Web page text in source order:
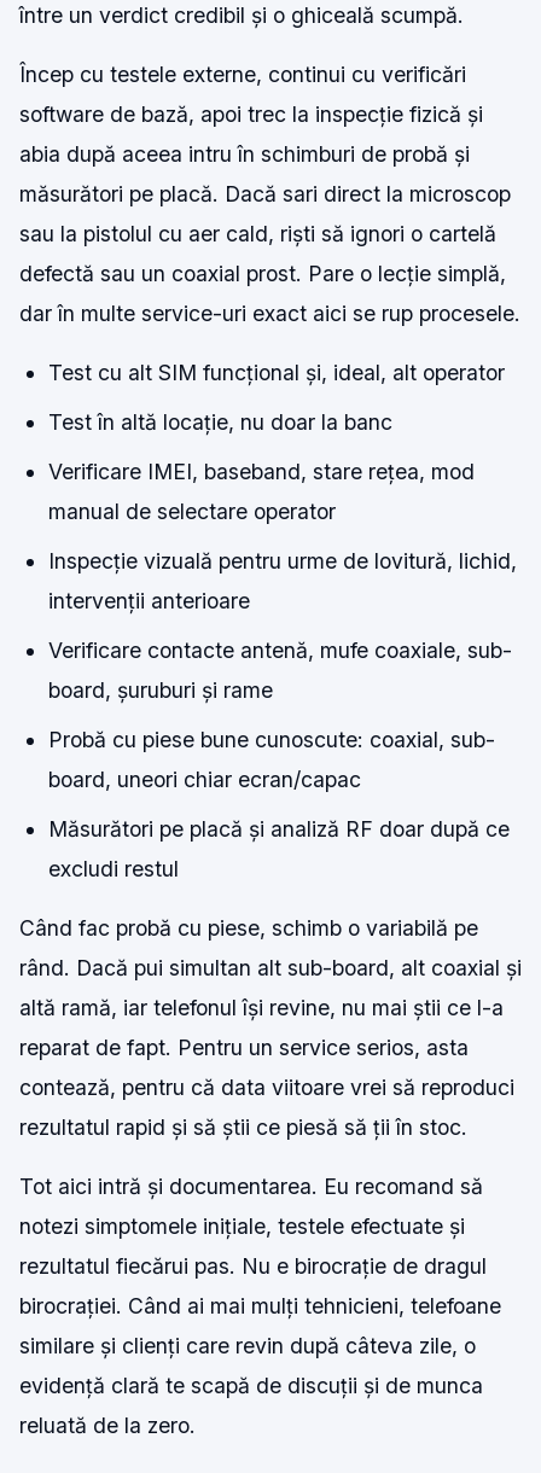
între un verdict credibil și o ghiceală scumpă.
Încep cu testele externe, continui cu verificări
software de bază, apoi trec la inspecție fizică și
abia după aceea intru în schimburi de probă și
măsurători pe placă. Dacă sari direct la microscop
sau la pistolul cu aer cald, riști să ignori o cartelă
defectă sau un coaxial prost. Pare o lecție simplă,
dar în multe service-uri exact aici se rup procesele.
Test cu alt SIM funcțional și, ideal, alt operator
Test în altă locație, nu doar la banc
Verificare IMEI, baseband, stare rețea, mod
manual de selectare operator
Inspecție vizuală pentru urme de lovitură, lichid,
intervenții anterioare
Verificare contacte antenă, mufe coaxiale, sub-
board, șuruburi și rame
Probă cu piese bune cunoscute: coaxial, sub-
board, uneori chiar ecran/capac
Măsurători pe placă și analiză RF doar după ce
excludi restul
Când fac probă cu piese, schimb o variabilă pe
rând. Dacă pui simultan alt sub-board, alt coaxial și
altă ramă, iar telefonul își revine, nu mai știi ce l-a
reparat de fapt. Pentru un service serios, asta
contează, pentru că data viitoare vrei să reproduci
rezultatul rapid și să știi ce piesă să ții în stoc.
Tot aici intră și documentarea. Eu recomand să
notezi simptomele inițiale, testele efectuate și
rezultatul fiecărui pas. Nu e birocrație de dragul
birocrației. Când ai mai mulți tehnicieni, telefoane
similare și clienți care revin după câteva zile, o
evidență clară te scapă de discuții și de munca
reluată de la zero.